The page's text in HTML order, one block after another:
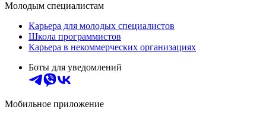
Молодым специалистам
Карьера для молодых специалистов
Школа программистов
Карьера в некоммерческих организациях
Боты для уведомлений
Мобильное приложение